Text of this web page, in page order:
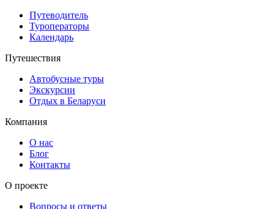
Путеводитель
Туроператоры
Календарь
Путешествия
Автобусные туры
Экскурсии
Отдых в Беларуси
Компания
О нас
Блог
Контакты
О проекте
Вопросы и ответы